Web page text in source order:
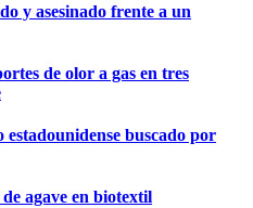
y asesinado frente a un
de olor a gas en tres
buscado por
agave en biotextil